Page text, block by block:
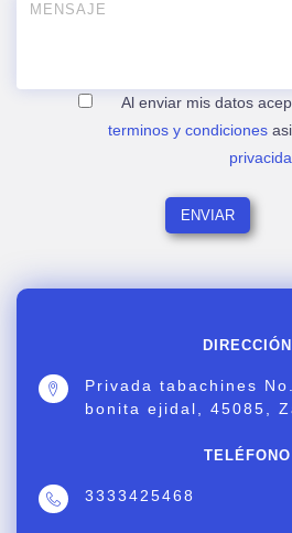
DIRECCIÓN
Privada tabachines
bonita ejidal, 45085,
TELÉFONO
3333425468
Al enviar mis datos
terminos y condicionesasi